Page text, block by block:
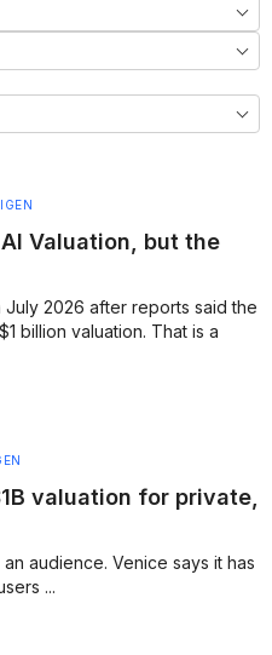
Valuation, but the
2026 after reports said the
billion valuation. That is a
valuation for private,
audience. Venice says it has
more than 3.5 million registered users ...